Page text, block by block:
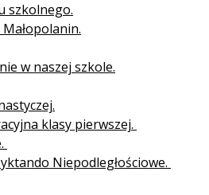
szkolnego.
w naszej szkole.
klasy pierwszej.
Niepodległościowe.